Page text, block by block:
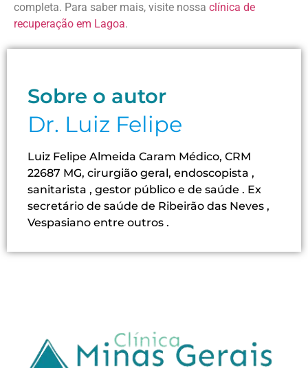
completa. Para saber mais, visite nossa clínica de
recuperação em Lagoa.
Sobre o autor
Dr. Luiz Felipe
Luiz Felipe Almeida Caram Médico, CRM
22687 MG, cirurgião geral, endoscopista ,
sanitarista , gestor público e de saúde . Ex
secretário de saúde de Ribeirão das Neves ,
Vespasiano entre outros .